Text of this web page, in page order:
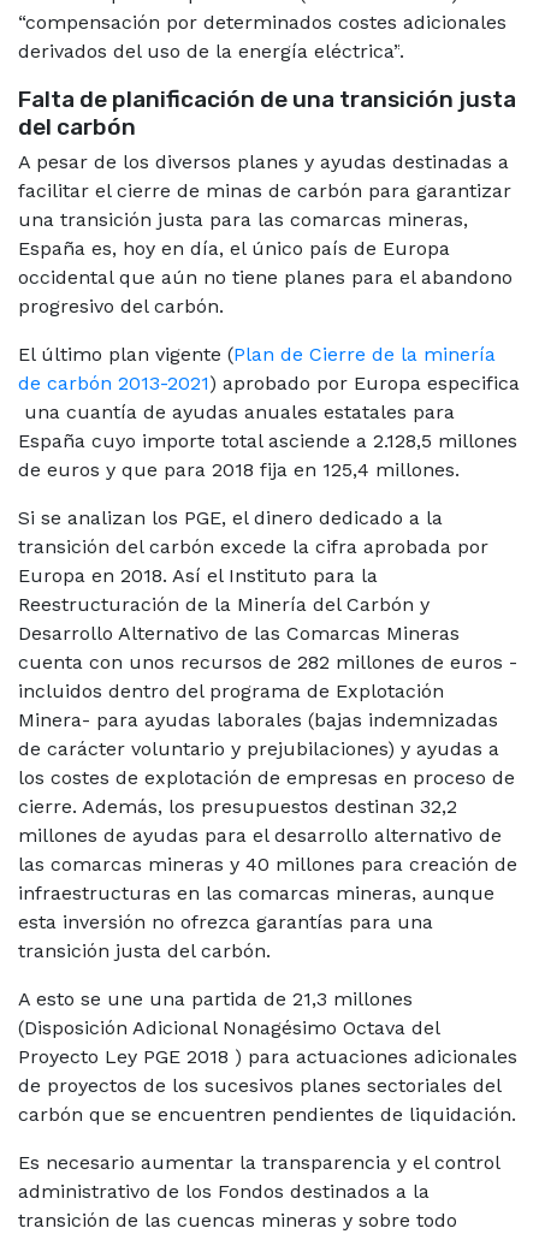
“compensación por determinados costes adicionales
derivados del uso de la energía eléctrica”.
Falta de planificación de una transición justa
del carbón
A pesar de los diversos planes y ayudas destinadas a
facilitar el cierre de minas de carbón para garantizar
una transición justa para las comarcas mineras,
España es, hoy en día, el único país de Europa
occidental que aún no tiene planes para el abandono
progresivo del carbón.
El último plan vigente (Plan de Cierre de la minería
de carbón 2013-2021) aprobado por Europa especifica
una cuantía de ayudas anuales estatales para
España cuyo importe total asciende a 2.128,5 millones
de euros y que para 2018 fija en 125,4 millones.
Si se analizan los PGE, el dinero dedicado a la
transición del carbón excede la cifra aprobada por
Europa en 2018. Así el Instituto para la
Reestructuración de la Minería del Carbón y
Desarrollo Alternativo de las Comarcas Mineras
cuenta con unos recursos de 282 millones de euros -
incluidos dentro del programa de Explotación
Minera- para ayudas laborales (bajas indemnizadas
de carácter voluntario y prejubilaciones) y ayudas a
los costes de explotación de empresas en proceso de
cierre. Además, los presupuestos destinan 32,2
millones de ayudas para el desarrollo alternativo de
las comarcas mineras y 40 millones para creación de
infraestructuras en las comarcas mineras, aunque
esta inversión no ofrezca garantías para una
transición justa del carbón.
A esto se une una partida de 21,3 millones
(Disposición Adicional Nonagésimo Octava del
Proyecto Ley PGE 2018 ) para actuaciones adicionales
de proyectos de los sucesivos planes sectoriales del
carbón que se encuentren pendientes de liquidación.
Es necesario aumentar la transparencia y el control
administrativo de los Fondos destinados a la
transición de las cuencas mineras y sobre todo